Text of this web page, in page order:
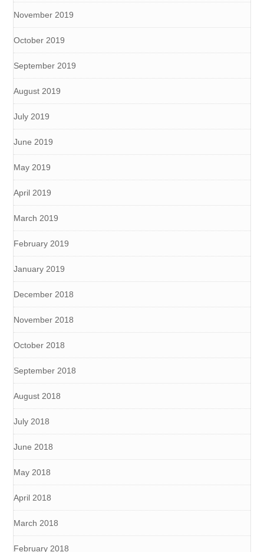
November 2019
October 2019
September 2019
August 2019
July 2019
June 2019
May 2019
April 2019
March 2019
February 2019
January 2019
December 2018
November 2018
October 2018
September 2018
August 2018
July 2018
June 2018
May 2018
April 2018
March 2018
February 2018